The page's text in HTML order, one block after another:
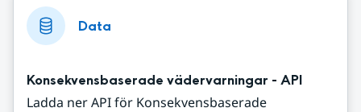
Data
Konsekvensbaserade vädervarningar - API
Ladda ner API för Konsekvensbaserade